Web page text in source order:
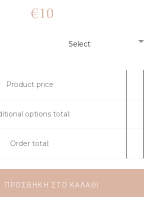
€10
Product price
options total:
Order total:
ΠΡΟΣΘΉΚΗ ΣΤΟ ΚΑΛΆΘΙ